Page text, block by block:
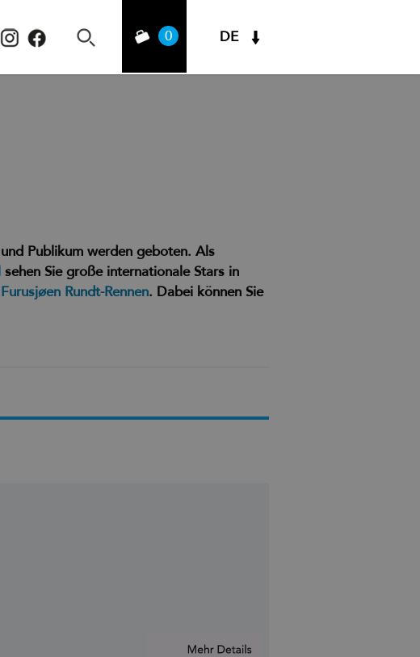
0 DE
Publikum werden geboten. Als
sehen Sie große internationale Stars in
Furusjøen Rundt-Rennen. Dabei können Sie